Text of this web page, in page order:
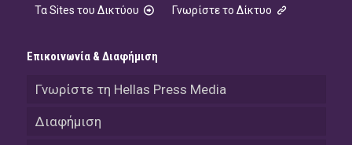
Τα Sites του Δικτύου Γνωρίστε το Δίκτυο
Επικοινωνία & Διαφήμιση
Γνωρίστε τη Hellas Press Media
Διαφήμιση